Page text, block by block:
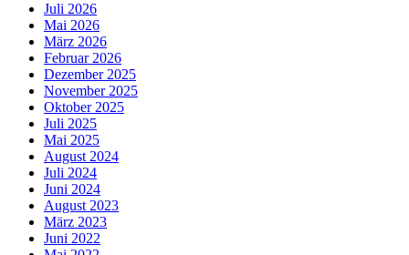
Juli 2026
Mai 2026
März 2026
Februar 2026
Dezember 2025
November 2025
Oktober 2025
Juli 2025
Mai 2025
August 2024
Juli 2024
Juni 2024
August 2023
März 2023
Juni 2022